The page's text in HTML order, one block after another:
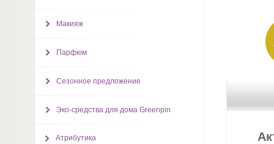
Макияж
Парфюм
Сезонное предложение
Эко-средства для дома Greenpin
Атрибутика